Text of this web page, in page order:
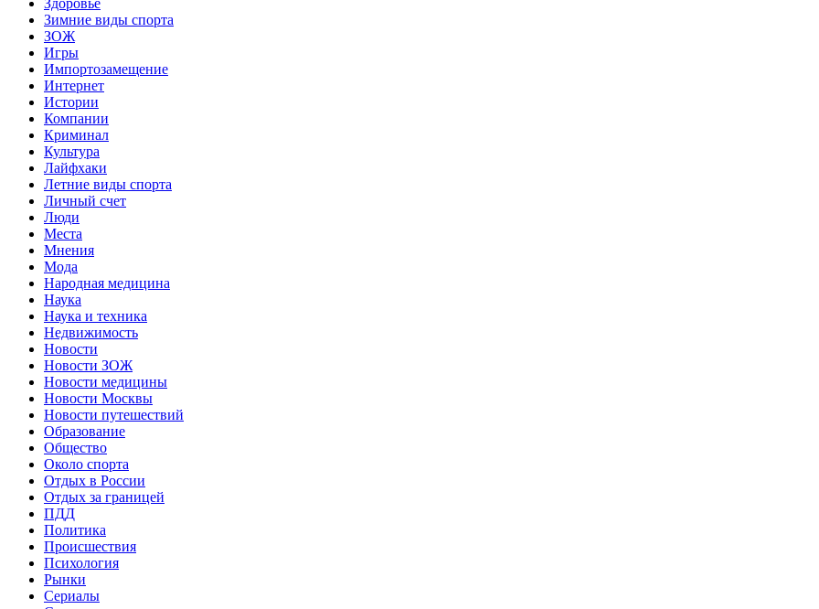
Здоровье
Зимние виды спорта
ЗОЖ
Игры
Импортозамещение
Интернет
Истории
Компании
Криминал
Культура
Лайфхаки
Летние виды спорта
Личный счет
Люди
Места
Мнения
Мода
Народная медицина
Наука
Наука и техника
Недвижимость
Новости
Новости ЗОЖ
Новости медицины
Новости Москвы
Новости путешествий
Образование
Общество
Около спорта
Отдых в России
Отдых за границей
ПДД
Политика
Происшествия
Психология
Рынки
Сериалы